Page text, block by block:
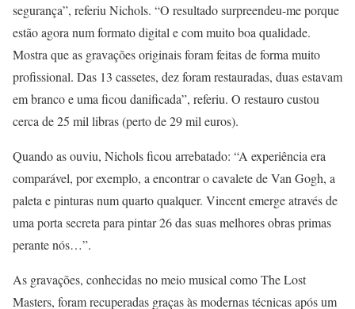
segurança”, referiu Nichols. “O resultado surpreendeu-me porque
estão agora num formato digital e com muito boa qualidade.
Mostra que as gravações originais foram feitas de forma muito
profissional. Das 13 cassetes, dez foram restauradas, duas estavam
em branco e uma ficou danificada”, referiu. O restauro custou
cerca de 25 mil libras (perto de 29 mil euros).
Quando as ouviu, Nichols ficou arrebatado: “A experiência era
comparável, por exemplo, a encontrar o cavalete de Van Gogh, a
paleta e pinturas num quarto qualquer. Vincent emerge através de
uma porta secreta para pintar 26 das suas melhores obras primas
perante nós…”.
As gravações, conhecidas no meio musical como The Lost
Masters, foram recuperadas graças às modernas técnicas após um